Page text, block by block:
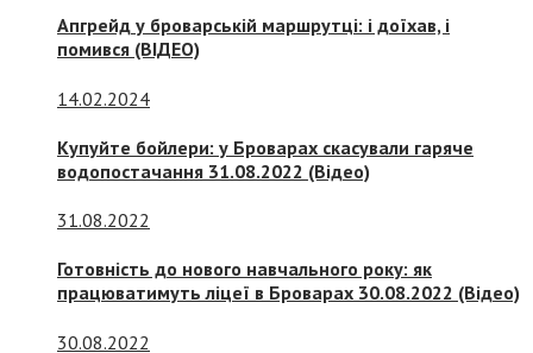
Апгрейд у броварській маршрутці: і доїхав, і
помився (ВІДЕО)
14.02.2024
Купуйте бойлери: у Броварах скасували гаряче
водопостачання 31.08.2022 (Відео)
31.08.2022
Готовність до нового навчального року: як
працюватимуть ліцеї в Броварах 30.08.2022 (Відео)
30.08.2022